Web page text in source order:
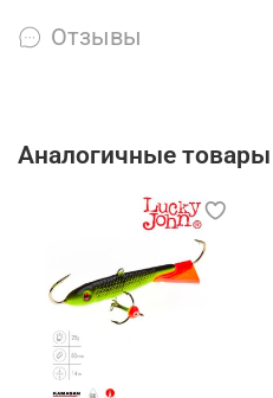
Отзывы
Аналогичные товары